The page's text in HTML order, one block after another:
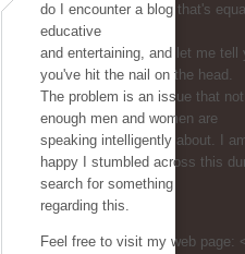
do I encounter a blog that's
educative
and entertaining, and let me tell
you've hit the nail on the head.
The problem is an issue that not
enough men and women are
speaking intelligently about. I
happy I stumbled across this
search for something
regarding this.
Feel free to visit my web page: